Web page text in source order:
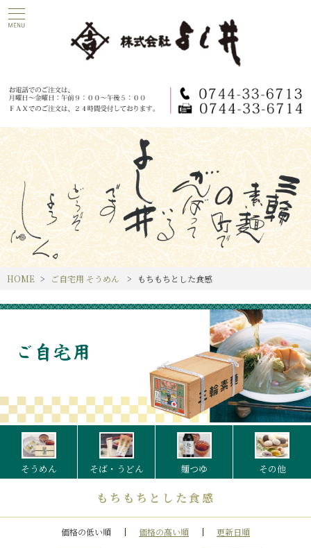
HOME ご自宅用 そうめん もちもちとした食感
そうめん そば・うどん 麺つゆ その他
もちもちとした食感
価格の低い順 価格の高い順 更新日順